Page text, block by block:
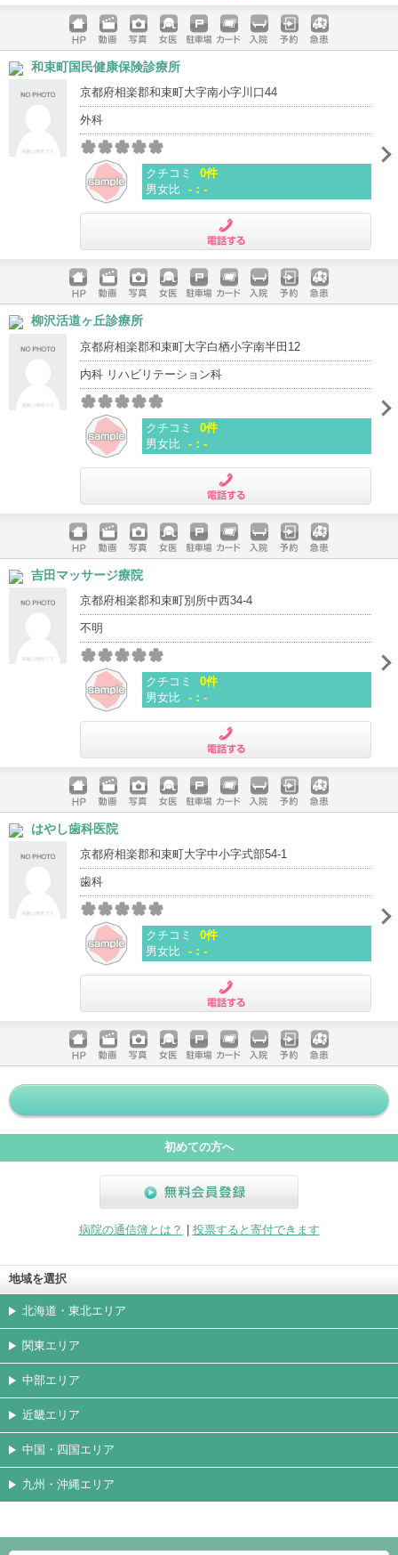
ホームペ
ージ
動画 写真 女医 駐車場
クレジッ
入院 予約 急患
和束町国民健康保険診療所
京都府相楽郡和束町大字南小字川口44
外科
クチコミ
0件
男女比 -：-
ホームペ
ージ
動画 写真 女医 駐車場
クレジッ
入院 予約 急患
柳沢活道ヶ丘診療所
京都府相楽郡和束町大字白栖小字南半田12
内科 リハビリテーション科
クチコミ
0件
男女比 -：-
ホームペ
ージ
動画 写真 女医 駐車場
クレジッ
入院 予約 急患
吉田マッサージ療院
京都府相楽郡和束町別所中西34-4
不明
クチコミ
0件
男女比 -：-
ホームペ
ージ
動画 写真 女医 駐車場
クレジッ
入院 予約 急患
はやし歯科医院
京都府相楽郡和束町大字中小字式部54-1
歯科
クチコミ
0件
男女比 -：-
ホームペ
ージ
動画 写真 女医 駐車場
クレジッ
トカード
入院 予約 急患
初めての方へ
病院の通信簿とは？
投票すると寄付できます
地域を選択
北海道・東北エリア
関東エリア
中部エリア
近畿エリア
中国・四国エリア
九州・沖縄エリア